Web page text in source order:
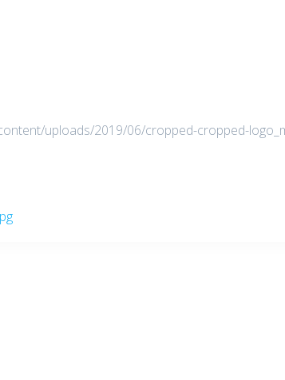
uploads/2019/06/cropped-cropped-